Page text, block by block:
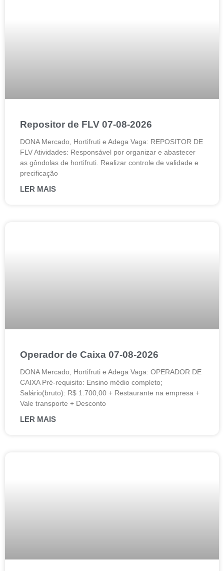
Repositor de FLV 07-08-2026
DONA Mercado, Hortifruti e Adega Vaga: REPOSITOR DE
FLV Atividades: Responsável por organizar e abastecer
as gôndolas de hortifruti. Realizar controle de validade e
precificação
LER MAIS
Operador de Caixa 07-08-2026
DONA Mercado, Hortifruti e Adega Vaga: OPERADOR DE
CAIXA Pré-requisito: Ensino médio completo;
Salário(bruto): R$ 1.700,00 + Restaurante na empresa +
Vale transporte + Desconto
LER MAIS